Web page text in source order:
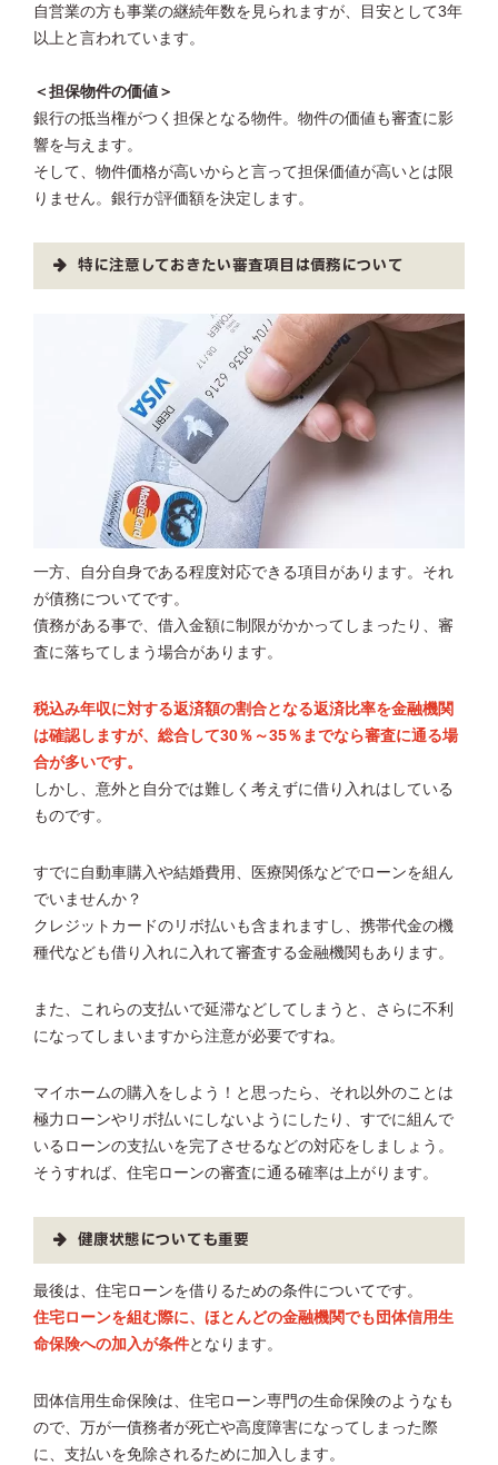
自営業の方も事業の継続年数を見られますが、目安として3年
以上と言われています。
＜担保物件の価値＞
銀行の抵当権がつく担保となる物件。物件の価値も審査に影
響を与えます。
そして、物件価格が高いからと言って担保価値が高いとは限
りません。銀行が評価額を決定します。
特に注意しておきたい審査項目は債務について
一方、自分自身である程度対応できる項目があります。それ
が債務についてです。
債務がある事で、借入金額に制限がかかってしまったり、審
査に落ちてしまう場合があります。
税込み年収に対する返済額の割合となる返済比率を金融機関
は確認しますが、総合して30％～35％までなら審査に通る場
合が多いです。
しかし、意外と自分では難しく考えずに借り入れはしている
ものです。
すでに自動車購入や結婚費用、医療関係などでローンを組ん
でいませんか？
クレジットカードのリボ払いも含まれますし、携帯代金の機
種代なども借り入れに入れて審査する金融機関もあります。
また、これらの支払いで延滞などしてしまうと、さらに不利
になってしまいますから注意が必要ですね。
マイホームの購入をしよう！と思ったら、それ以外のことは
極力ローンやリボ払いにしないようにしたり、すでに組んで
いるローンの支払いを完了させるなどの対応をしましょう。
そうすれば、住宅ローンの審査に通る確率は上がります。
健康状態についても重要
最後は、住宅ローンを借りるための条件についてです。
住宅ローンを組む際に、ほとんどの金融機関でも団体信用生
命保険への加入が条件となります。
団体信用生命保険は、住宅ローン専門の生命保険のようなも
ので、万が一債務者が死亡や高度障害になってしまった際
に、支払いを免除されるために加入します。